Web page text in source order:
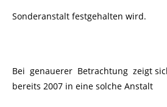
Sonderanstalt festgehalten wird.
Bei genauerer Betrachtung zeigt
bereits 2007 in eine solche Anstalt